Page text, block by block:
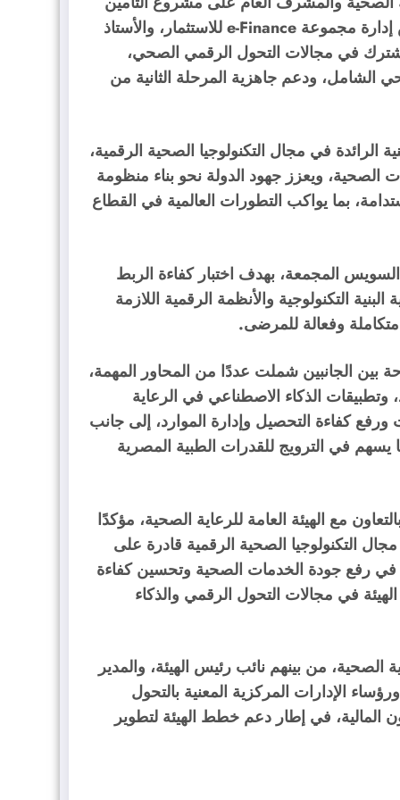
الصحي الشامل، بالدكتور إبراهيم سرحان رئيس مجلس إدارة مجموعة e-Finance للاستثمار، والأستاذ
في مجالات التحول الرقمي الصحي،
الشامل، ودعم جاهزية المرحلة الثانية من
الرائدة في مجال التكنولوجيا الصحية الرقمية،
الصحية، ويعزز جهود الدولة نحو بناء منظومة
بما يواكب التطورات العالمية في القطاع
المجمعة، بهدف اختبار كفاءة الربط
التكنولوجية والأنظمة الرقمية اللازمة
وفعالة للمرضى.
بين الجانبين شملت عددًا من المحاور المهمة،
الذكاء الاصطناعي في الرعاية
ورفع كفاءة التحصيل وإدارة الموارد، إلى جانب
يسهم في الترويج للقدرات الطبية المصرية
مع الهيئة العامة للرعاية الصحية، مؤكدًا
التكنولوجيا الصحية الرقمية قادرة على
في رفع جودة الخدمات الصحية وتحسين كفاءة
في مجالات التحول الرقمي والذكاء
الصحية، من بينهم نائب رئيس الهيئة، والمدير
الإدارات المركزية المعنية بالتحول
المالية، في إطار دعم خطط الهيئة لتطوير